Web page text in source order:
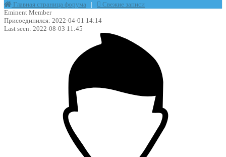
Главная страница форума |
Свежие записи
Eminent Member
Присоединился: 2022-04-01 14:14
Last seen: 2022-08-03 11:45